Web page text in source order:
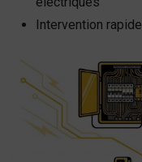
Intervention